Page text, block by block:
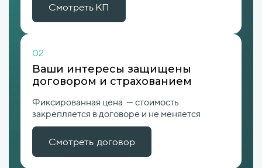
Смотреть КП
02
Ваши интересы защищены
договором и страхованием
Фиксированная цена — стоимость
закрепляется в договоре и не меняется
Смотреть договор